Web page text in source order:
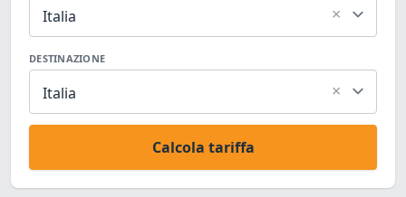
Italia ×
DESTINAZIONE
Italia ×
Calcola tariffa